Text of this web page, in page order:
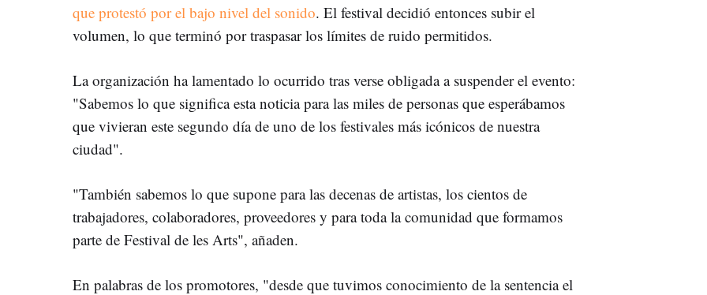
que protestó por el bajo nivel del sonido. El festival decidió entonces subir el
volumen, lo que terminó por traspasar los límites de ruido permitidos.
La organización ha lamentado lo ocurrido tras verse obligada a suspender el evento:
"Sabemos lo que significa esta noticia para las miles de personas que esperábamos
que vivieran este segundo día de uno de los festivales más icónicos de nuestra
ciudad".
"También sabemos lo que supone para las decenas de artistas, los cientos de
trabajadores, colaboradores, proveedores y para toda la comunidad que formamos
parte de Festival de les Arts", añaden.
En palabras de los promotores, "desde que tuvimos conocimiento de la sentencia el